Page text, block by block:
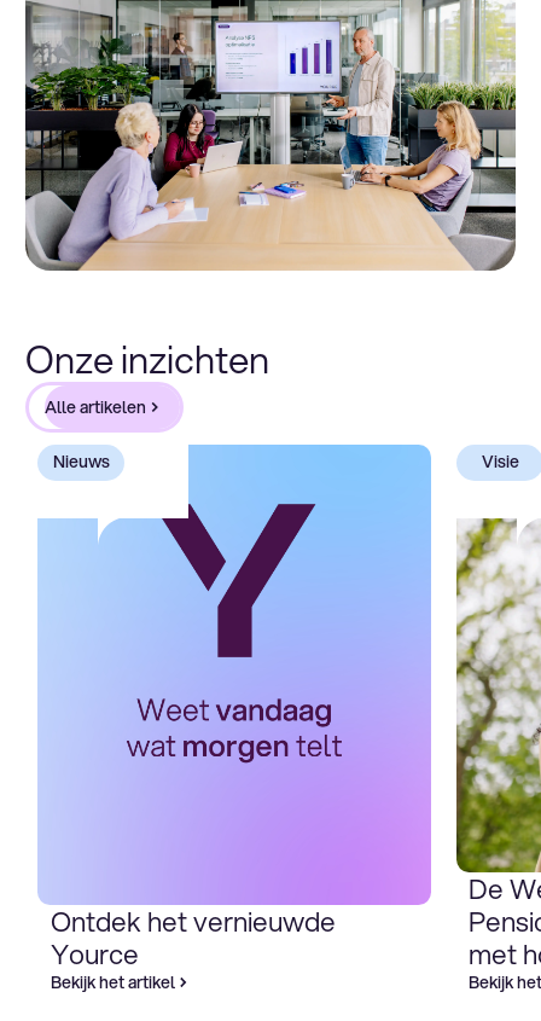
Onze inzichten
Alle artikelen
Nieuws
Ontdek het vernieuwde
Yource
Bekijk het artikel
Visie
De
met
Bekijk